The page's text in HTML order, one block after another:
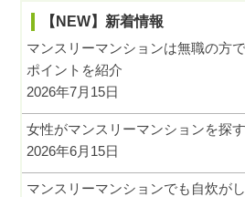
【NEW】新着情報
マンスリーマンションは無職の方
ポイントを紹介
2026年7月15日
女性がマンスリーマンションを探
2026年6月15日
マンスリーマンションでも自炊が